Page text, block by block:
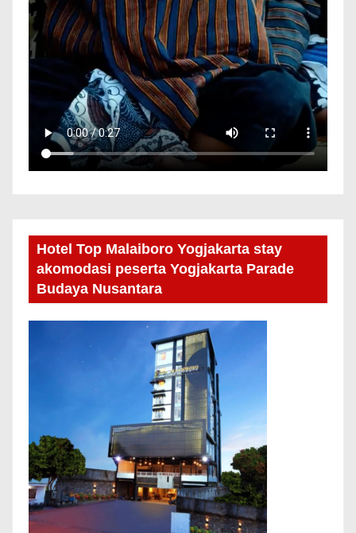
Hotel Top Malaiboro Yogjakarta stay
akomodasi peserta Yogjakarta Parade
Budaya Nusantara